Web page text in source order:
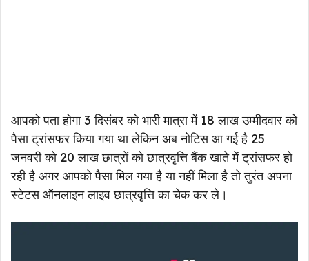
आपको पता होगा 3 दिसंबर को भारी मात्रा में 18 लाख उम्मीदवार को
पैसा ट्रांसफर किया गया था लेकिन अब नोटिस आ गई है 25
जनवरी को 20 लाख छात्रों को छात्रवृत्ति बैंक खाते में ट्रांसफर हो
रही है अगर आपको पैसा मिल गया है या नहीं मिला है तो तुरंत अपना
स्टेटस ऑनलाइन लाइव छात्रवृत्ति का चेक कर ले।